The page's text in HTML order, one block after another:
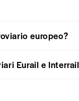
europeo?
Eurail e